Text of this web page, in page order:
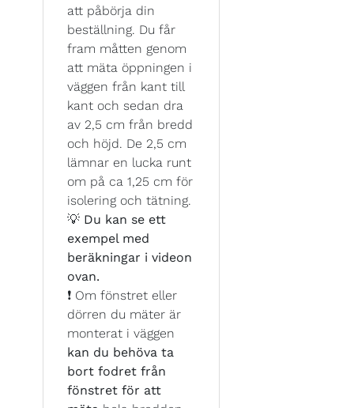
att påbörja din
beställning. Du får
fram måtten genom
att mäta öppningen i
väggen från kant till
kant och sedan dra
av 2,5 cm från bredd
och höjd. De 2,5 cm
lämnar en lucka runt
om på ca 1,25 cm för
isolering och tätning.
💡 Du kan se ett
exempel med
beräkningar i videon
ovan.
❗ Om fönstret eller
dörren du mäter är
monterat i väggen
kan du behöva ta
bort fodret från
fönstret för att